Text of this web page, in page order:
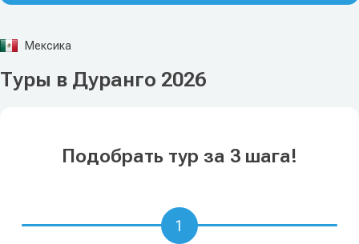
Мексика
Туры в Дуранго 2026
Подобрать тур за 3 шага!
1